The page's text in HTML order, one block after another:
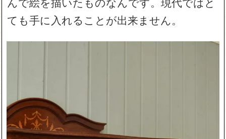
ても手に入れることが出来ません。